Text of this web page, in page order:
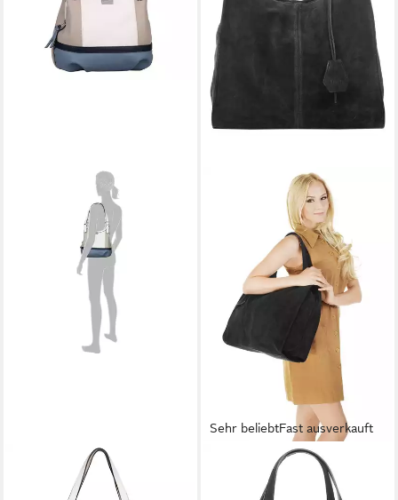
Shopper JUNA, mit schicken
Sehr beliebtFast ausverkauft
Shopper, echt Leder, Made in